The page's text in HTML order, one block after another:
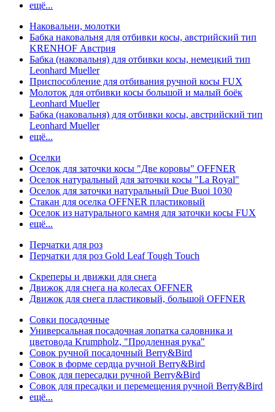
ещё...
Наковальни, молотки
Бабка наковальня для отбивки косы, австрийский тип
KRENHOF Австрия
Бабка (наковальня) для отбивки косы, немецкий тип
Leonhard Mueller
Приспособление для отбивания ручной косы FUX
Молоток для отбивки косы большой и малый боёк
Leonhard Mueller
Бабка (наковальня) для отбивки косы, австрийский тип
Leonhard Mueller
ещё...
Оселки
Оселок для заточки косы "Две коровы" OFFNER
Оселок натуральный для заточки косы "La Royal"
Оселок для заточки натуральный Due Buoi 1030
Стакан для оселка OFFNER пластиковый
Оселок из натурального камня для заточки косы FUX
ещё...
Перчатки для роз
Перчатки для роз Gold Leaf Tough Touch
Скреперы и движки для снега
Движок для снега на колесах OFFNER
Движок для снега пластиковый, большой OFFNER
Совки посадочные
Универсальная посадочная лопатка садовника и
цветовода Krumpholz, "Продленная рука"
Совок ручной посадочный Berry&Bird
Совок в форме сердца ручной Berry&Bird
Совок для пересадки ручной Berry&Bird
Совок для пресадки и перемещения ручной Berry&Bird
ещё...